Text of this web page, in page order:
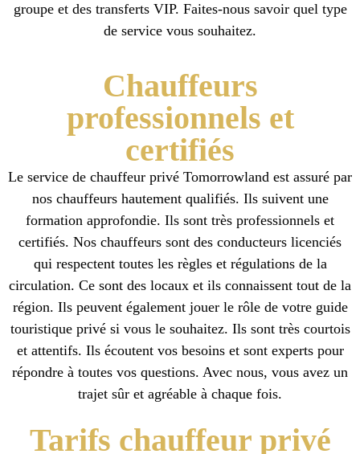
groupe et des transferts VIP. Faites-nous savoir quel type
de service vous souhaitez.
Chauffeurs
professionnels et
certifiés
Le service de chauffeur privé Tomorrowland est assuré par
nos chauffeurs hautement qualifiés. Ils suivent une
formation approfondie. Ils sont très professionnels et
certifiés. Nos chauffeurs sont des conducteurs licenciés
qui respectent toutes les règles et régulations de la
circulation. Ce sont des locaux et ils connaissent tout de la
région. Ils peuvent également jouer le rôle de votre guide
touristique privé si vous le souhaitez. Ils sont très courtois
et attentifs. Ils écoutent vos besoins et sont experts pour
répondre à toutes vos questions. Avec nous, vous avez un
trajet sûr et agréable à chaque fois.
Tarifs chauffeur privé